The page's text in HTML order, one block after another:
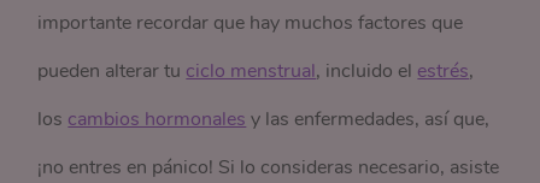
importante recordar que hay muchos factores que
pueden alterar tu ciclo menstrual, incluido el estrés,
los cambios hormonales y las enfermedades, así que,
¡no entres en pánico! Si lo consideras necesario, asiste